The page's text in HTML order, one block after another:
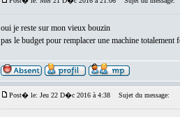
oui je reste sur mon vieux bouzin
pas le budget pour remplacer une machine totalement
Post� le: Jeu 22 D�c 2016 à 4:38 Sujet du message: